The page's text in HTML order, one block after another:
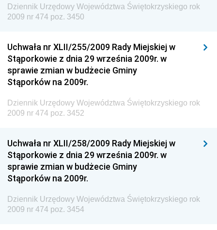
Dziennik Urzędowy Ministra Środowiska i Głównego
Inspektora Ochrony Środowiska
Dziennik Urzędowy Ministerstwa Kultury, Dziedzictwa
Narodowego i Sportu
Dziennik Urzędowy Ministra Finansów, Funduszy i
Dziennik Urzędowy Ministra Rozwoju, Pracy i
Dziennik Urzędowy Ministra Kultury, Dziedzictwa
Narodowego i Sportu
Dziennik Urzędowy Ministra Rodziny i Polityki
Społecznej
Dziennik Urzędowy Komendy Głównej Straży
Granicznej
Dziennik Urzędowy Województwa Świętokrzyskiego rok
2009 nr 474 poz. 3450
Uchwała nr XLII/255/2009 Rady Miejskiej w
Stąporkowie z dnia 29 września 2009r. w
sprawie zmian w budżecie Gminy
Stąporków na 2009r.
Dziennik Urzędowy Województwa Świętokrzyskiego rok
2009 nr 474 poz. 3452
Uchwała nr XLII/258/2009 Rady Miejskiej w
Stąporkowie z dnia 29 września 2009r. w
sprawie zmian w budżecie Gminy
Stąporków na 2009r.
Dziennik Urzędowy Województwa Świętokrzyskiego rok
2009 nr 474 poz. 3454